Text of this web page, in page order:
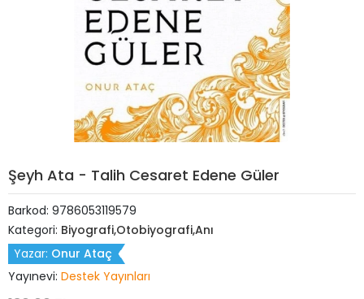
Şeyh Ata - Talih Cesaret Edene Güler
Barkod: 9786053119579
Kategori: Biyografi,Otobiyografi,Anı
Yazar: Onur Ataç
Yayınevi: Destek Yayınları